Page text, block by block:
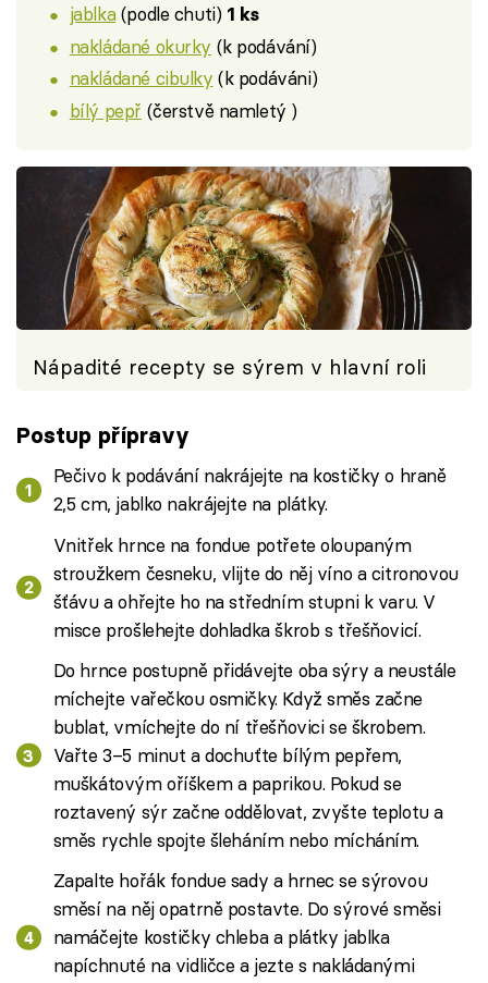
jablka(podle chuti) 1 ks
nakládané okurky (k podávání)
nakládané cibulky (k podáváni)
bílý pepř (čerstvě namletý )
Nápadité recepty se sýrem v hlavní roli
Postup přípravy
Pečivo k podávání nakrájejte na kostičky o hraně
2,5 cm, jablko nakrájejte na plátky.
Vnitřek hrnce na fondue potřete oloupaným
stroužkem česneku, vlijte do něj víno a citronovou
šťávu a ohřejte ho na středním stupni k varu. V
misce prošlehejte dohladka škrob s třešňovicí.
Do hrnce postupně přidávejte oba sýry a neustále
míchejte vařečkou osmičky. Když směs začne
bublat, vmíchejte do ní třešňovici se škrobem.
Vařte 3–5 minut a dochuťte bílým pepřem,
muškátovým oříškem a paprikou. Pokud se
roztavený sýr začne oddělovat, zvyšte teplotu a
směs rychle spojte šleháním nebo mícháním.
Zapalte hořák fondue sady a hrnec se sýrovou
směsí na něj opatrně postavte. Do sýrové směsi
namáčejte kostičky chleba a plátky jablka
napíchnuté na vidličce a jezte s nakládanými